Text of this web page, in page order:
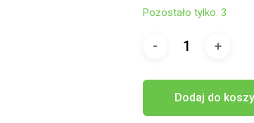
Pozostało tylko: 3
Dodaj do